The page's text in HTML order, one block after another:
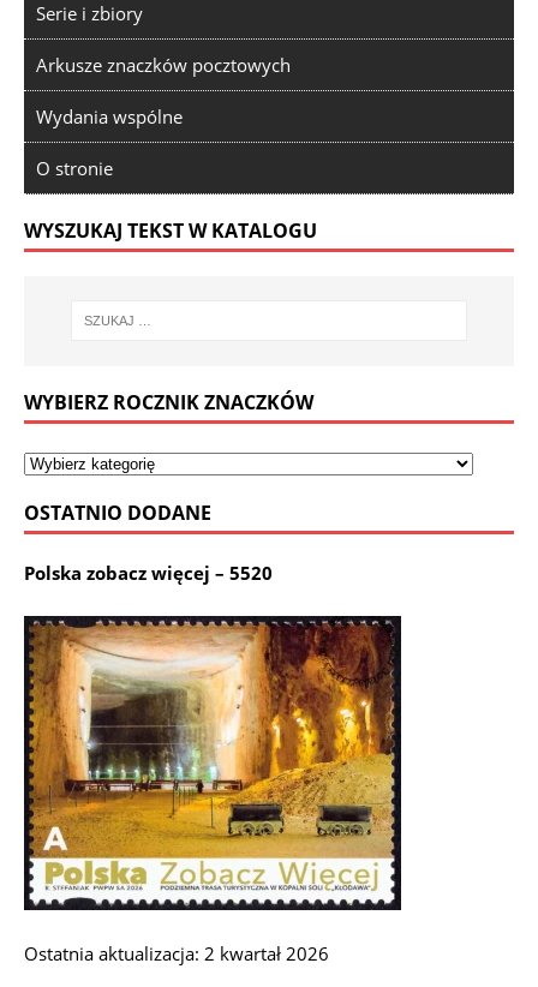
Serie i zbiory
Arkusze znaczków pocztowych
Wydania wspólne
O stronie
WYSZUKAJ TEKST W KATALOGU
WYBIERZ ROCZNIK ZNACZKÓW
OSTATNIO DODANE
Polska zobacz więcej – 5520
Ostatnia aktualizacja: 2 kwartał 2026